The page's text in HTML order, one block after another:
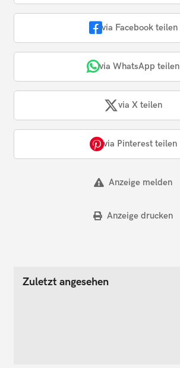
via Facebook teilen
via WhatsApp teilen
via X teilen
via Pinterest teilen
Anzeige melden
Anzeige drucken
Zuletzt angesehen